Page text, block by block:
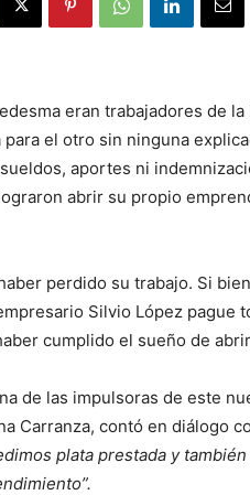
eran trabajadores de
el otro sin ninguna
aportes ni
abrir su propio
perdido su trabajo. Si
Silvio López pague
cumplido el sueño de
de las impulsoras de este
Carranza, contó en diálogo
plata prestada y